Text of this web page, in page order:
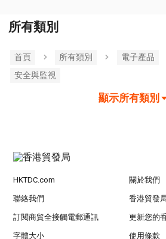
所有類別
首頁 所有類別 電子產品
安全與監視
顯示所有類別
HKTDC.com 關於我們
聯絡我們 香港貿發
訂閱商貿全接觸電郵通訊 更新您的
字體大小 使用條款